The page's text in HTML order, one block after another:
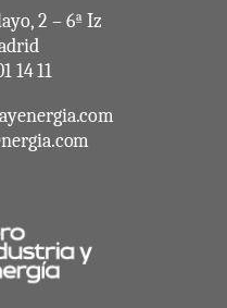
2 – 6ª Iz
14 11